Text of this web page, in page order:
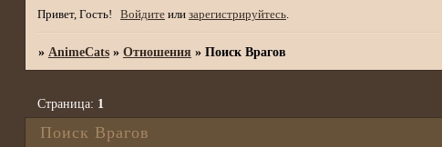
Привет, Гость! Войдите или зарегистрируйтесь.
» AnimeCats » Отношения » Поиск Врагов
Поиск Врагов
Страница: 1